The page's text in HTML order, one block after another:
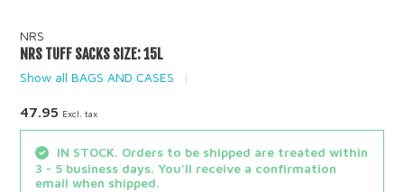
NRS
NRS TUFF SACKS SIZE: 15L
Show all BAGS AND CASES
47.95 Excl. tax
IN STOCK. Orders to be shipped are treated within
3 - 5 business days. You'll receive a confirmation
email when shipped.